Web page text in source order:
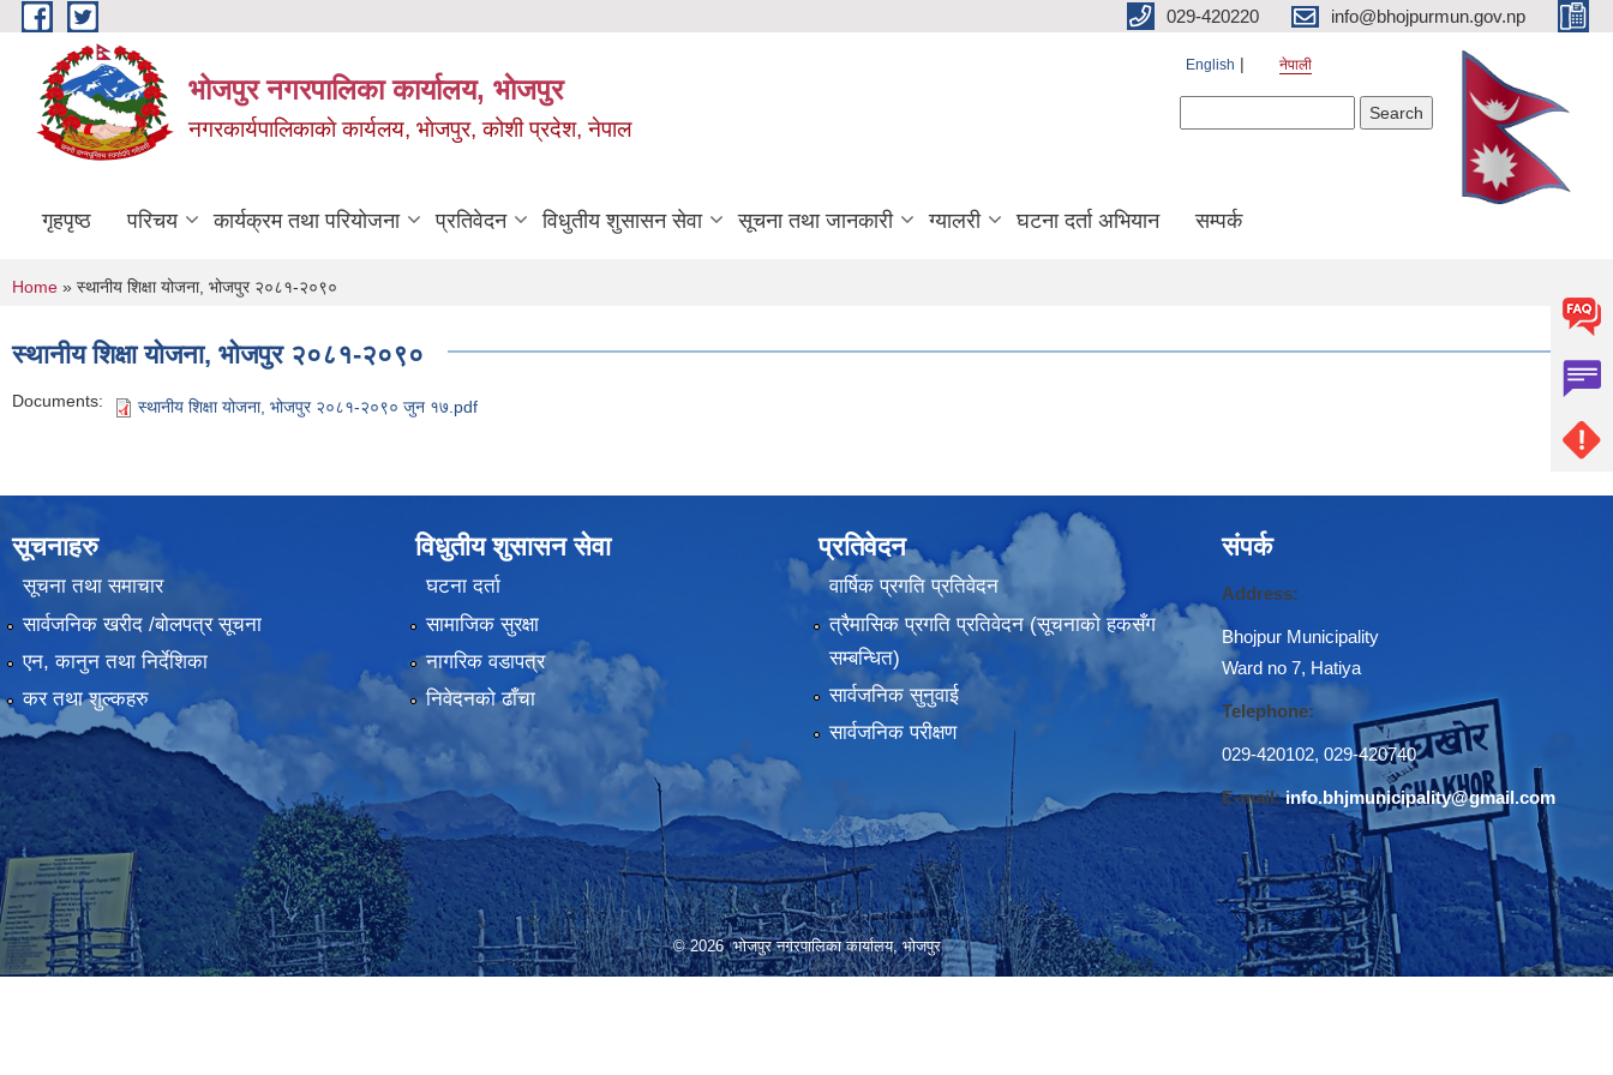
Skip to main content 029-420220 info@bhojpurmun.gov.np
भोजपुर नगरपालिका कार्यालय, भाेजपुर
नगरकार्यपालिकाकाे कार्यलय, भाेजपुर, कोशी प्रदेश, नेपाल
English नेपाली
गृहपृष्ठ परिचय कार्यक्रम तथा परियोजना प्रतिवेदन विधुतीय शुसासन सेवा सूचना तथा जानकारी ग्यालरी घटना दर्ता अभियान सम्पर्क
You are here
Home » स्थानीय शिक्षा योजना, भोजपुर २०८१-२०९०
स्थानीय शिक्षा योजना, भोजपुर २०८१-२०९०
Documents: स्थानीय शिक्षा योजना, भोजपुर २०८१-२०९० जुन १७.pdf
सूचनाहरु
सूचना तथा समाचार
सार्वजनिक खरीद /बोलपत्र सूचना
एन, कानुन तथा निर्देशिका
कर तथा शुल्कहरु
विधुतीय शुसासन सेवा
घटना दर्ता
सामाजिक सुरक्षा
नागरिक वडापत्र
निवेदनको ढाँचा
प्रतिवेदन
वार्षिक प्रगति प्रतिवेदन
त्रैमासिक प्रगति प्रतिवेदन (सूचनाकाे हकसँग
सम्बन्धित)
सार्वजनिक सुनुवाई
सार्वजनिक परीक्षण
संपर्क
Address:
Bhojpur Municipality
Ward no 7, Hatiya
Telephone:
029-420102, 029-420740
E-mail:info.bhjmunicipality@gmail.com
© 2026 भोजपुर नगरपालिका कार्यालय, भाेजपुर